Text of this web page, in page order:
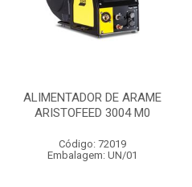
ALIMENTADOR DE ARAME
ARISTOFEED 3004 M0
Código: 72019
Embalagem: UN/01